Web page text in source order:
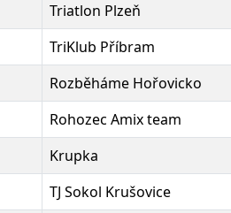
Triatlon Plzeň
TriKlub Příbram
Rozběháme Hořovicko
Rohozec Amix team
Krupka
TJ Sokol Krušovice